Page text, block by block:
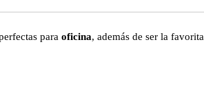
para oficina, además de ser la favorita